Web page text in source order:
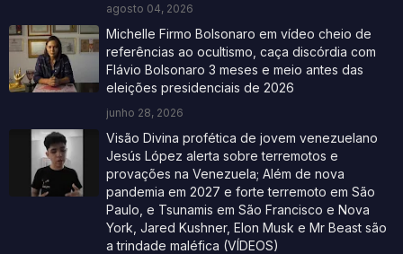
agosto 04, 2026
Michelle Firmo Bolsonaro em vídeo cheio de
referências ao ocultismo, caça discórdia com
Flávio Bolsonaro 3 meses e meio antes das
eleições presidenciais de 2026
junho 28, 2026
Visão Divina profética de jovem venezuelano
Jesús López alerta sobre terremotos e
provações na Venezuela; Além de nova
pandemia em 2027 e forte terremoto em São
Paulo, e Tsunamis em São Francisco e Nova
York, Jared Kushner, Elon Musk e Mr Beast são
a trindade maléfica (VÍDEOS)